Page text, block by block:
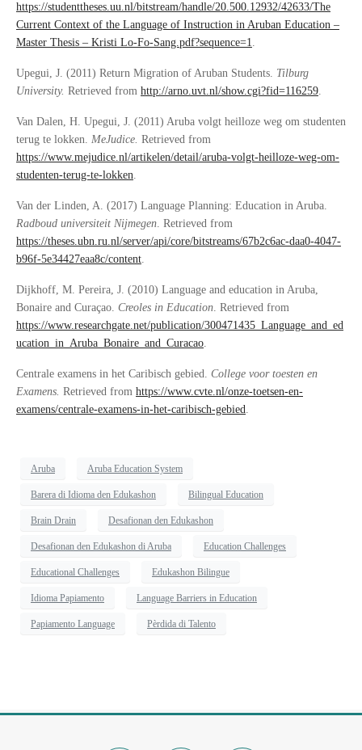
https://studenttheses.uu.nl/bitstream/handle/20.500.12932/42633/The
Current Context of the Language of Instruction in Aruban Education –
Master Thesis – Kristi Lo-Fo-Sang.pdf?sequence=1.
Upegui, J. (2011) Return Migration of Aruban Students. Tilburg
University. Retrieved from http://arno.uvt.nl/show.cgi?fid=116259.
Van Dalen, H. Upegui, J. (2011) Aruba volgt heilloze weg om studenten
terug te lokken. MeJudice. Retrieved from
https://www.mejudice.nl/artikelen/detail/aruba-volgt-heilloze-weg-om-
studenten-terug-te-lokken.
Van der Linden, A. (2017) Language Planning: Education in Aruba.
Radboud universiteit Nijmegen. Retrieved from
https://theses.ubn.ru.nl/server/api/core/bitstreams/67b2c6ac-daa0-4047-
b96f-5e34427eaa8c/content.
Dijkhoff, M. Pereira, J. (2010) Language and education in Aruba,
Bonaire and Curaçao. Creoles in Education. Retrieved from
https://www.researchgate.net/publication/300471435_Language_and_ed
ucation_in_Aruba_Bonaire_and_Curacao.
Centrale examens in het Caribisch gebied. College voor toesten en
Examens. Retrieved from https://www.cvte.nl/onze-toetsen-en-
examens/centrale-examens-in-het-caribisch-gebied.
Aruba Aruba Education System
Barera di Idioma den Edukashon Bilingual Education
Brain Drain Desafionan den Edukashon
Desafionan den Edukashon di Aruba Education Challenges
Educational Challenges Edukashon Bilingue
Idioma Papiamento Language Barriers in Education
Papiamento Language Pèrdida di Talento